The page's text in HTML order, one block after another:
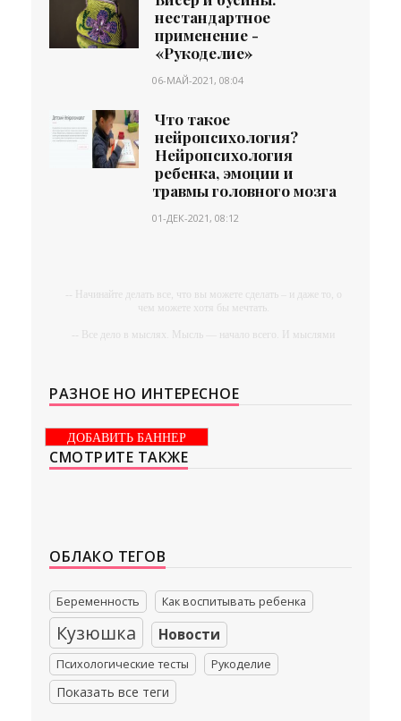
нестандартное
применение -
«Рукоделие»
06-МАЙ-2021, 08:04
Что такое
нейропсихология?
Нейропсихология
ребенка, эмоции и
травмы головного мозга
01-ДЕК-2021, 08:12
-- Начинайте делать все, что вы можете сделать – и даже то, о
чем можете хотя бы мечтать.
-- Все дело в мыслях. Мысль — начало всего. И мыслями
-- Идите уверенно по направлению к мечте. Живите той
жизнью, которую вы сами себе придумали.
-- Самое большое богатство — это ум. Самая большая нищета
— глупость. Из всех страхов самый пугающий —
самолюбование.
РАЗНОЕ НО ИНТЕРЕСНОЕ
ДОБАВИТЬ БАННЕР
СМОТРИТЕ ТАКЖЕ
ОБЛАКО ТЕГОВ
Беременность Как воспитывать ребенка
Кузюшка Новости
Психологические тесты Рукоделие
Показать все теги